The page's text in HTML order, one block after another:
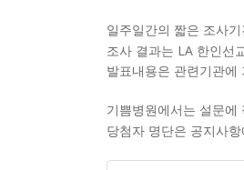
일주일간의 짧은 조사
조사 결과는 LA 한인선
발표내용은 관련기관에
기쁨병원에서는 설문
당첨자 명단은 공지사